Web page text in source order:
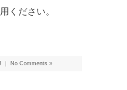
ください。
No Comments »